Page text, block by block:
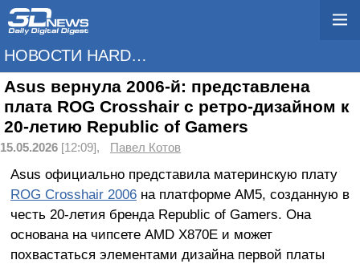
НОВОСТИ HARDWARE
Asus вернула 2006-й: представлена
плата ROG Crosshair с ретро-дизайном к
20-летию Republic of Gamers
15.05.2026 [12:09], Павел Котов
Asus официально представила материнскую плату
ROG Crosshair 2006на платформе AM5, созданную в
честь 20-летия бренда Republic of Gamers. Она
основана на чипсете AMD X870E и может
похвастаться элементами дизайна первой платы